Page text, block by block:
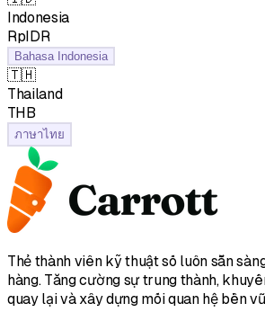
Indonesia
RpIDR
Bahasa Indonesia
🇹🇭
Thailand
฿THB
ภาษาไทย
Thẻ thành viên kỹ thuật số luôn sẵn
hàng. Tăng cường sự trung thành,
quay lại và xây dựng mối quan hệ bền